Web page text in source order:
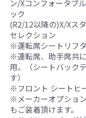
ン/Xコンフォータブ
ック
(R2/12以降の)X/Xス
セレクション
※運転席シートリフ
※運転席、助手席共
用。（シートバック
す）
※フロント シートヒ
※メーカーオプショ
もご装着頂けます。